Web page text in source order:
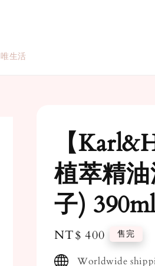
唯生活
【
植萃精
子)
Regular
price
NT$ 400 售完
Worldwide